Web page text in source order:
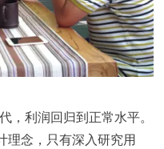
，利润回归到正常水平。
理念，只有深入研究用